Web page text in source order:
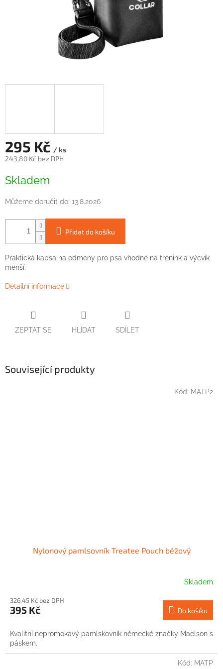
295 Kč / ks
243,80 Kč bez DPH
cena:
Skladem
Můžeme doručit do: 13.8.2026
Přidat do košíku
Praktická kapsa na odmeny pro psa vhodné na trénink a výcvik
menší.
Detailní informace
ZEPTAT SE HLÍDAT SDÍLET
Související produkty
Nylonový pamlsovník Treatee Pouch béžový
Skladem
326,45 Kč bez DPH
395 Kč Do košíku
Kvalitní nepromokavý pamlskovník německé značky Maelson s
páskem.
Kód: MATP2
Kód: MATP